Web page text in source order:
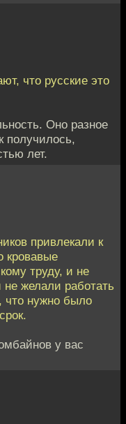
что русские это
Оно разное
получилось,
лет.
привлекали к
кровавые
труду, и не
не желали работать
что нужно было
у вас